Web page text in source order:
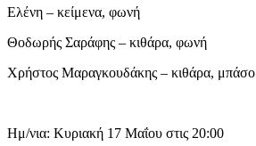
Ελένη – κείμενα, φωνή
Θοδωρής Σαράφης – κιθάρα, φωνή
Χρήστος Μαραγκουδάκης – κιθάρα, μπάσο
Ημ/νια: Κυριακή 17 Μαΐου στις 20:00